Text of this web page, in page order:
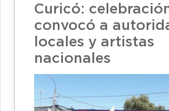
Curicó:
convocó a
locales y artistas
nacionales